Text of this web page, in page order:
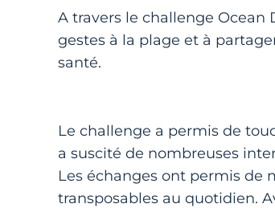
A travers le challenge Ocean
gestes à la plage et à
santé.
Le challenge a permis de
a suscité de nombreuses
Les échanges ont permis de
transposables au quotidien.